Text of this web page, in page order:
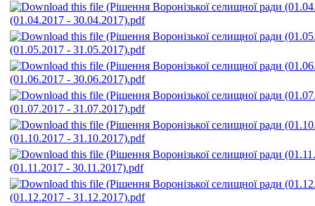
(01.04.2017 - 30.04.2017).pdf
(01.05.2017 - 31.05.2017).pdf
(01.06.2017 - 30.06.2017).pdf
(01.07.2017 - 31.07.2017).pdf
(01.10.2017 - 31.10.2017).pdf
(01.11.2017 - 30.11.2017).pdf
(01.12.2017 - 31.12.2017).pdf